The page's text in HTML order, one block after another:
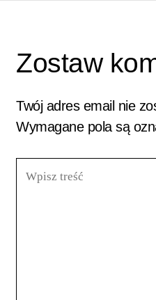
Zostaw
Twój adres email nie
Wymagane pola są
treść